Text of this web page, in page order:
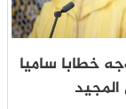
خطابا ساميا